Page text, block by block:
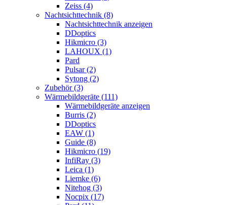
Zeiss (4)
Nachtsichttechnik (8)
Nachtsichttechnik anzeigen
DDoptics
Hikmicro (3)
LAHOUX (1)
Pard
Pulsar (2)
Sytong (2)
Zubehör (3)
Wärmebildgeräte (111)
Wärmebildgeräte anzeigen
Burris (2)
DDoptics
EAW (1)
Guide (8)
Hikmicro (19)
InfiRay (3)
Leica (1)
Liemke (6)
Nitehog (3)
Nocpix (17)